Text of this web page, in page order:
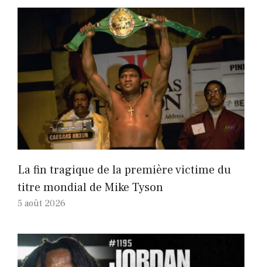
La fin tragique de la première victime du
titre mondial de Mike Tyson
5 août 2026